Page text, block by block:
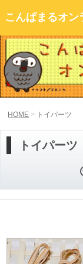
こんぱまるオン
HOME トイパーツ
トイパーツ